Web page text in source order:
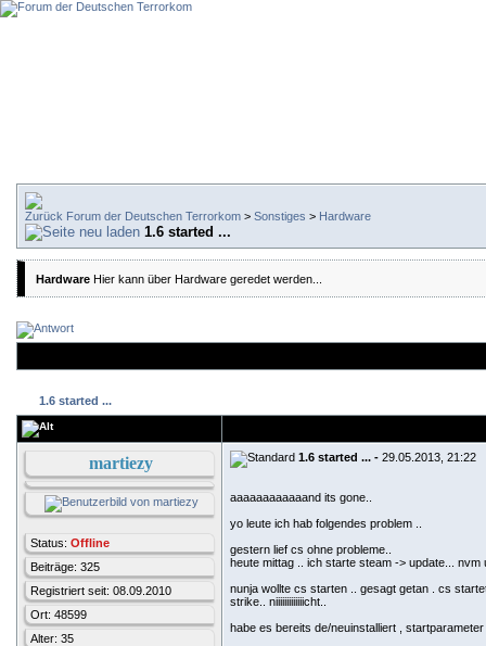
Forum der Deutschen Terrorkom > Sonstiges > Hardware
1.6 started ...
Hardware Hier kann über Hardware geredet werden...
1.6 started ...
martiezy
Status: Offline
Beiträge: 325
Registriert seit: 08.09.2010
Ort: 48599
Alter: 35
1.6 started ... - 29.05.2013, 21:22
aaaaaaaaaaaand its gone..
yo leute ich hab folgendes problem ..
gestern lief cs ohne probleme..
heute mittag .. ich starte steam -> update...
nunja wollte cs starten .. gesagt getan . cs
strike.. niiiiiiiiiiiiicht..
habe es bereits de/neuinstalliert ,